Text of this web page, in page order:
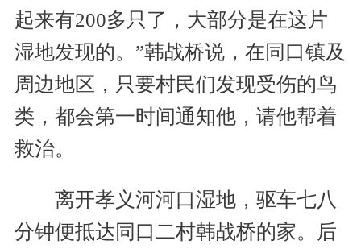
起来有200多只了，大部分是在这片
湿地发现的。”韩战桥说，在同口镇及
周边地区，只要村民们发现受伤的鸟
类，都会第一时间通知他，请他帮着
救治。
离开孝义河河口湿地，驱车七八
分钟便抵达同口二村韩战桥的家。后